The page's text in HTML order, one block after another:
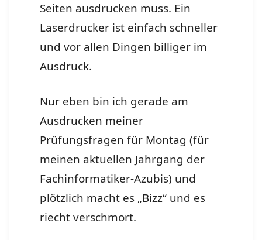
Seiten ausdrucken muss. Ein
Laserdrucker ist einfach schneller
und vor allen Dingen billiger im
Ausdruck.
Nur eben bin ich gerade am
Ausdrucken meiner
Prüfungsfragen für Montag (für
meinen aktuellen Jahrgang der
Fachinformatiker-Azubis) und
plötzlich macht es „Bizz“ und es
riecht verschmort.